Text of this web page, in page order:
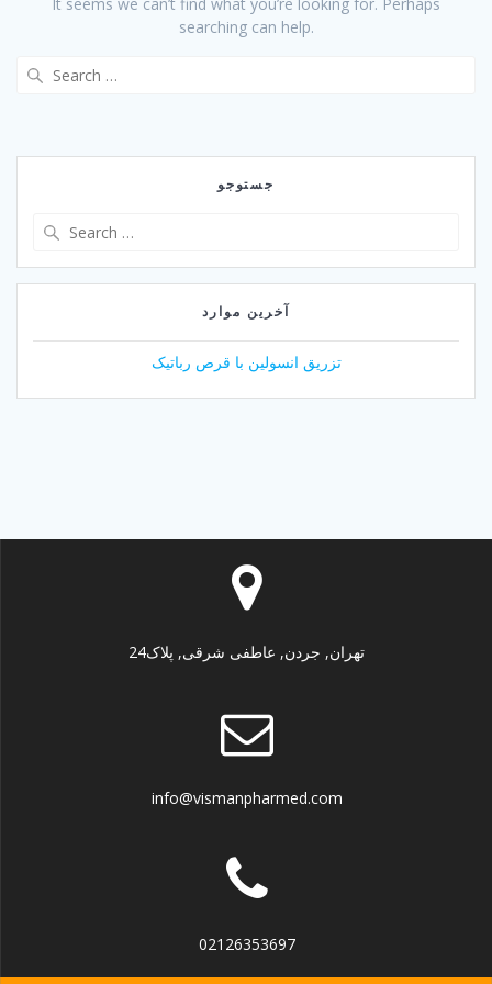
searching can help.
جستوجو
آخرین موارد
تزریق انسولین با قرص رباتیک
تهران, جردن, عاطفی شرقی, پلاک24
info@vismanpharmed.com
02126353697